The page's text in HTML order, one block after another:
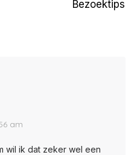
Bezoektips
am
wil ik dat zeker wel een